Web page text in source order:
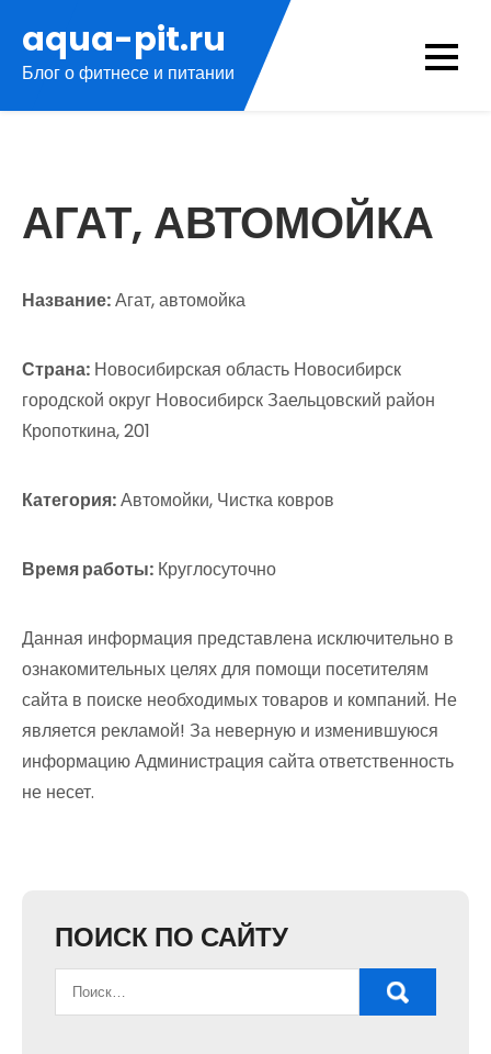
содержимому
aqua-pit.ru
Блог о фитнесе и питании
АГАТ, АВТОМОЙКА
Название:Агат, автомойка
Страна: Новосибирская область Новосибирск
городской округ Новосибирск Заельцовский район
Кропоткина, 201
Категория:Автомойки, Чистка ковров
Время работы: Круглосуточно
Данная информация представлена исключительно в
ознакомительных целях для помощи посетителям
сайта в поиске необходимых товаров и компаний. Не
является рекламой! За неверную и изменившуюся
информацию Администрация сайта ответственность
не несет.
ПОИСК ПО САЙТУ